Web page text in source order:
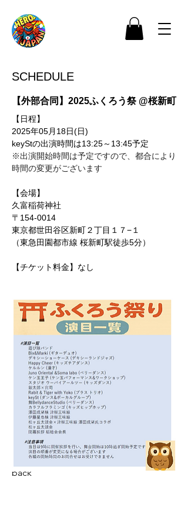
SCHEDULE
【外部合同】2025ふくろう祭 @桜新町
back
【日程】
2025年05月18日(日)
keyStの出演時間は13:25～13:45予定
※出演開始時間は予定ですので、都合により
時間の変更がございます
【会場】
久富稲荷神社
〒154-0014
東京都世田谷区新町２丁目１７−１
（東急田園都市線 桜新町駅徒歩5分）
【チケット料金】 なし